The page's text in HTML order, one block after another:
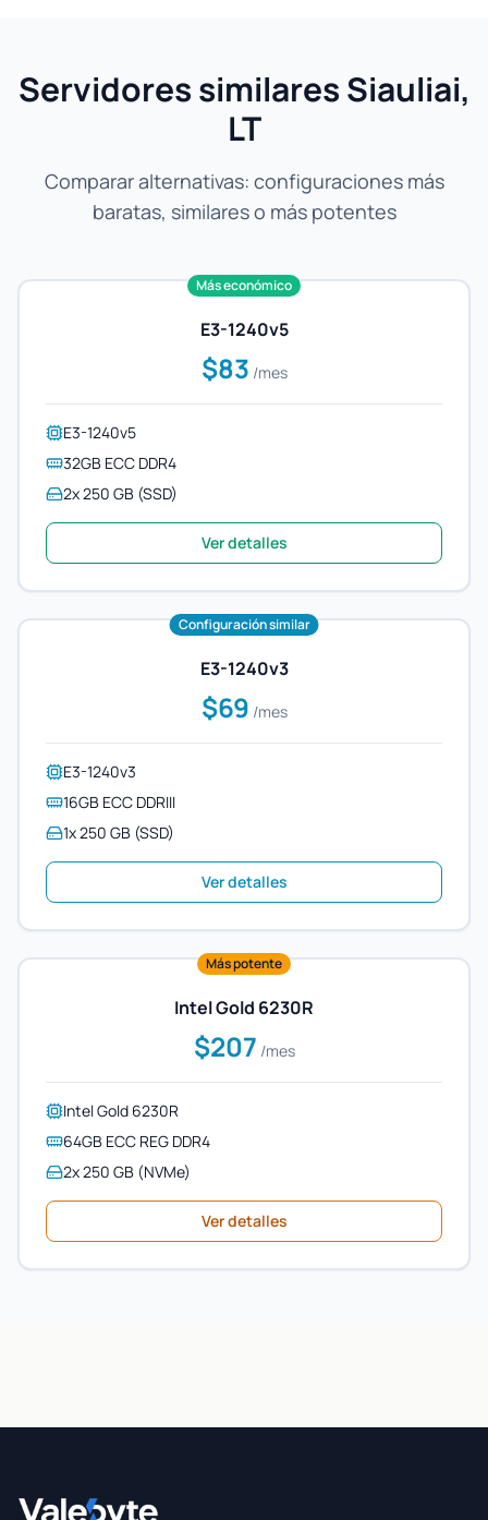
Servidores similares Siauliai,
LT
Comparar alternativas: configuraciones más
baratas, similares o más potentes
Más económico
E3-1240v5
$83 /mes
E3-1240v5
32GB ECC DDR4
2x 250 GB (SSD)
Ver detalles
Configuración similar
E3-1240v3
$69 /mes
E3-1240v3
16GB ECC DDRIII
1x 250 GB (SSD)
Ver detalles
Más potente
Intel Gold 6230R
$207 /mes
Intel Gold 6230R
64GB ECC REG DDR4
2x 250 GB (NVMe)
Ver detalles